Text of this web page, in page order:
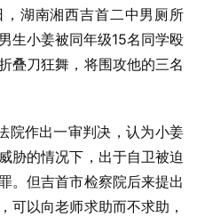
湖南湘西吉首二中男厕所
生小姜被同年级15名同学殴
叠刀狂舞，将围攻他的三名
院作出一审判决，认为小姜
胁的情况下，出于自卫被迫
。但吉首市检察院后来提出
可以向老师求助而不求助，